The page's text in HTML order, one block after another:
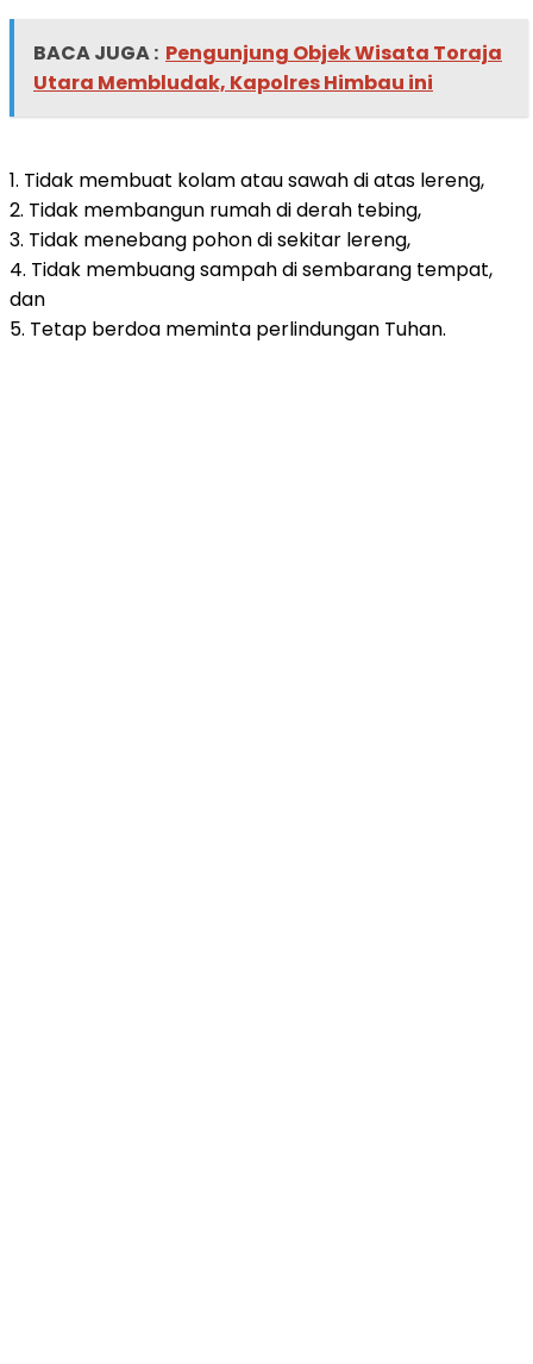
BACA JUGA : Pengunjung Objek Wisata Toraja
Utara Membludak, Kapolres Himbau ini
1. Tidak membuat kolam atau sawah di atas lereng,
2. Tidak membangun rumah di derah tebing,
3. Tidak menebang pohon di sekitar lereng,
4. Tidak membuang sampah di sembarang tempat,
dan
5. Tetap berdoa meminta perlindungan Tuhan.